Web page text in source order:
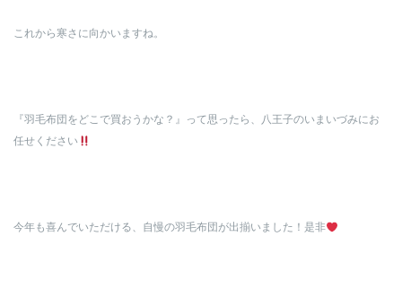
これから寒さに向かいますね。
『羽毛布団をどこで買おうかな？』って思ったら、八王子のいまいづみにお
任せください
今年も喜んでいただける、自慢の羽毛布団が出揃いました！是非